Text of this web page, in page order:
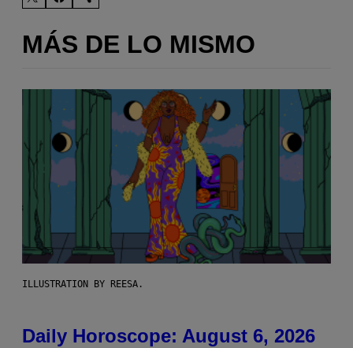
MÁS DE LO MISMO
ILLUSTRATION BY REESA.
Daily Horoscope: August 6, 2026